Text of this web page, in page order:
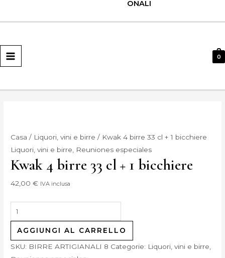
ONALI
PRINCIPALE
0
Casa / Liquori, vini e birre / Kwak 4 birre 33 cl + 1 bicchiere
Liquori, vini e birre
Reuniones especiales
Kwak 4 birre 33 cl + 1 bicchiere
42,00€ IVA inclusa
AGGIUNGI AL CARRELLO
SKU: BIRRE ARTIGIANALI 8 Categorie: Liquori, vini e birre,